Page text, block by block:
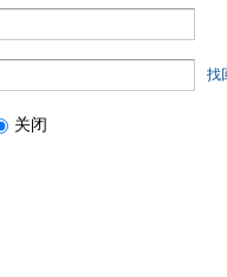
找
关闭